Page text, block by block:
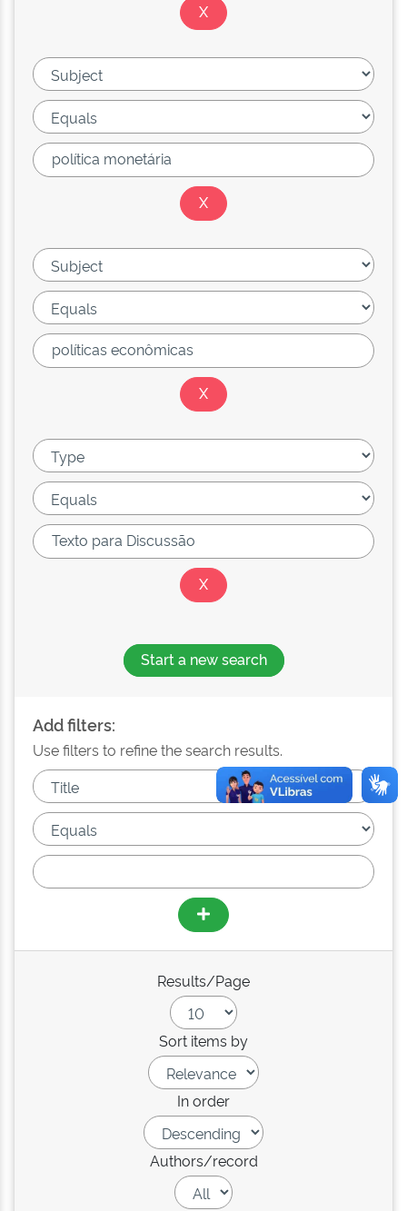
Start a new search
Add filters:
Use filters to refine the search results.
Results/Page
Sort items by
In order
Authors/record